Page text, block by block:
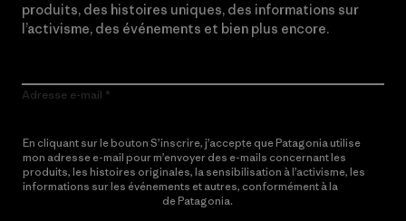
produits, des histoires uniques, des informations sur
l’activisme, des événements et bien plus encore.
Adresse e-mail
En cliquant sur le bouton S’inscrire, j’accepte que Patagonia utilise
mon adresse e-mail pour m’envoyer des e-mails concernant les
produits, les histoires originales, la sensibilisation à l’activisme, les
informations sur les événements et autres, conformément à la
de Patagonia.